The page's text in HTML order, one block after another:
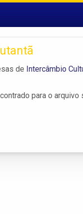
de Intercâmbio
para o